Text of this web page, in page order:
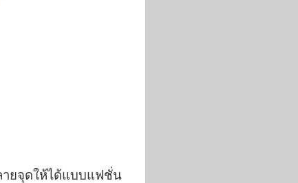
ายจุดให้ได้แบบแฟชั่น